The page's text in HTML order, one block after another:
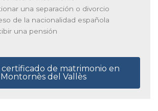
una separación o divorcio
de la nacionalidad española
una pensión
certificado de matrimonio en
Montornès del Vallès